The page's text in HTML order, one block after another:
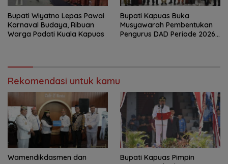
Bupati Wiyatno Lepas Pawai
Karnaval Budaya, Ribuan
Warga Padati Kuala Kapuas
Bupati Kapuas Buka
Musyawarah Pembentukan
Pengurus DAD Periode 2026–
Rekomendasi untuk kamu
‎Wamendikdasmen dan
Bupati Kapuas Pimpin